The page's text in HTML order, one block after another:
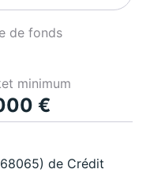
de fonds
minimum
€
de Crédit